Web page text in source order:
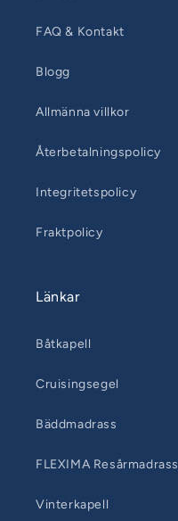
FAQ & Kontakt
Blogg
Allmänna villkor
Återbetalningspolicy
Integritetspolicy
Fraktpolicy
Länkar
Båtkapell
Cruisingsegel
Bäddmadrass
FLEXIMA Resårmadrass
Vinterkapell